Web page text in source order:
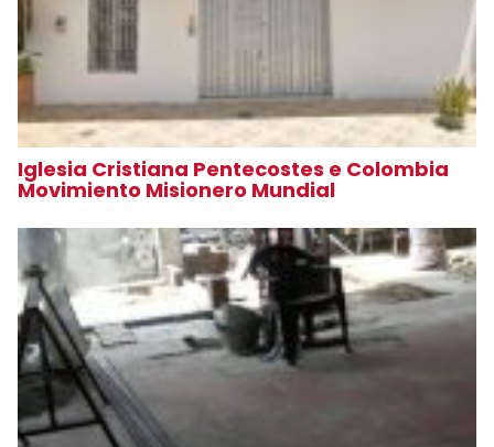
Iglesia Cristiana Pentecostes e Colombia
Movimiento Misionero Mundial